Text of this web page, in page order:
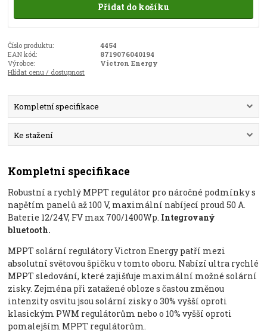
Přidat do košíku
Číslo produktu:
4454
EAN kód:
8719076040194
Výrobce:
Victron Energy
Hlídat cenu / dostupnost
Kompletní specifikace
Ke stažení
Kompletní specifikace
Robustní a rychlý MPPT regulátor pro náročné podmínky s
napětím panelů až 100 V, maximální nabíjecí proud 50 A.
Baterie 12/24V, FV max 700/1400Wp. Integrovaný
bluetooth.
MPPT solární regulátory Victron Energy patří mezi
absolutní světovou špičku v tomto oboru. Nabízí ultra rychlé
MPPT sledování, které zajišťuje maximální možné solární
zisky. Zejména při zatažené obloze s častou změnou
intenzity osvitu jsou solární zisky o 30% vyšší oproti
klasickým PWM regulátorům nebo o 10% vyšší oproti
pomalejším MPPT regulátorům.